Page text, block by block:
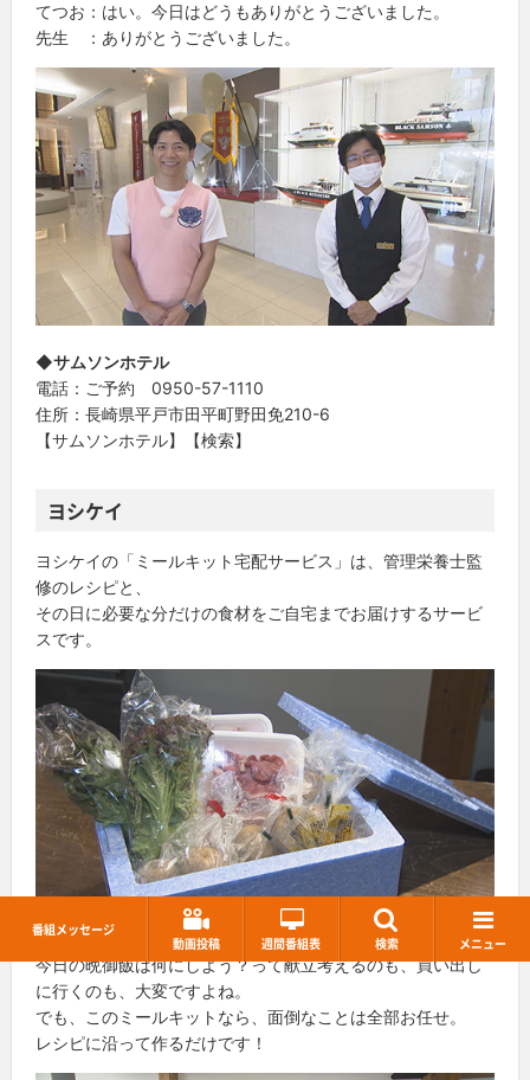
番組メッセージ
動画投稿
週間番組表 検索 メニュー
てつお：はい。今日はどうもありがとうございました。
先生 ：ありがとうございました。
◆サムソンホテル
電話：ご予約 0950-57-1110
住所：長崎県平戸市田平町野田免210-6
【サムソンホテル】【検索】
ヨシケイ
ヨシケイの「ミールキット宅配サービス」は、管理栄養士監
修のレシピと、
その日に必要な分だけの食材をご自宅までお届けするサービ
スです。
今日の晩御飯は何にしよう？って献立考えるのも、買い出し
に行くのも、大変ですよね。
でも、このミールキットなら、面倒なことは全部お任せ。
レシピに沿って作るだけです！